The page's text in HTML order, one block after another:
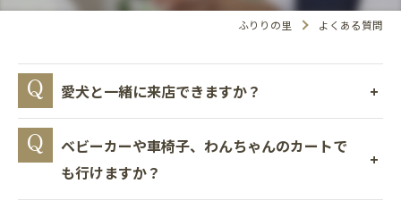
ふりりの里 よくある質問
愛犬と一緒に来店できますか？
ベビーカーや車椅子、わんちゃんのカートで
も行けますか？